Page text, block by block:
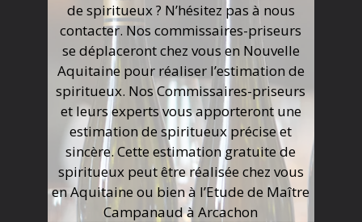
de spiritueux ? N’hésitez pas à nous
contacter. Nos commissaires-priseurs
se déplaceront chez vous en Nouvelle
Aquitaine pour réaliser l’estimation de
spiritueux. Nos Commissaires-priseurs
et leurs experts vous apporteront une
estimation de spiritueux précise et
sincère. Cette estimation gratuite de
spiritueux peut être réalisée chez vous
en Aquitaine ou bien à l’Etude de Maître
Campanaud à Arcachon